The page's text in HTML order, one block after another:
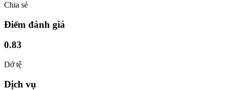
Chia sẻ
Điểm đánh giá
0.83
Dở tệ
Dịch vụ